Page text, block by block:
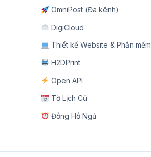
OmniPost (Đa kênh)
DigiCloud
Thiết kế Website & Phần mềm
H2DPrint
Open API
Tờ Lịch Cũ
Đồng Hồ Ngủ